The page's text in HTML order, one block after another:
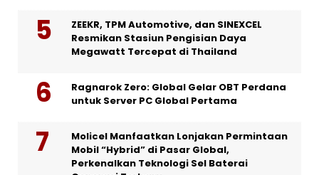
ZEEKR, TPM Automotive, dan SINEXCEL
Resmikan Stasiun Pengisian Daya
Megawatt Tercepat di Thailand
Ragnarok Zero: Global Gelar OBT Perdana
untuk Server PC Global Pertama
Molicel Manfaatkan Lonjakan Permintaan
Mobil “Hybrid” di Pasar Global,
Perkenalkan Teknologi Sel Baterai